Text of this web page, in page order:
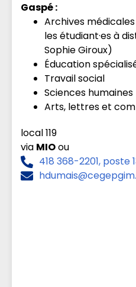
Gaspé :
Archives médicales
les étudiant·es à
Sophie Giroux)
Éducation
Travail social
Sciences humaines
Arts, lettres et
local 119
via MIOou
418 368-2201, poste